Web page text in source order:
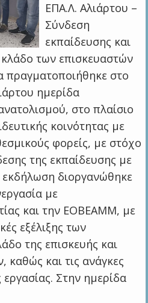
ΕΠΑ.Λ. Αλιάρτου –
Σύνδεση
εκπαίδευσης και
των επισκευαστών
πραγματοποιήθηκε στο
ημερίδα
στο πλαίσιο
κοινότητας με
φορείς, με στόχο
της εκπαίδευσης με
διοργανώθηκε
με
και την ΕΟΒΕΑΜΜ, με
εξέλιξης των
της επισκευής και
και τις ανάγκες
Στην ημερίδα